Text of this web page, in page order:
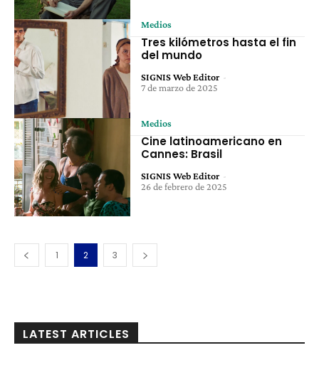
Medios
Tres kilómetros hasta el fin
del mundo
SIGNIS Web Editor -
7 de marzo de 2025
Medios
Cine latinoamericano en
Cannes: Brasil
SIGNIS Web Editor -
26 de febrero de 2025
1 2 3
LATEST ARTICLES